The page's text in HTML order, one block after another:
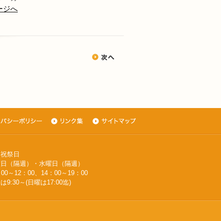
ジへ
祭日
）・水曜日（隔週）
～12：00、14：00～19：00
(日曜は17:00迄)